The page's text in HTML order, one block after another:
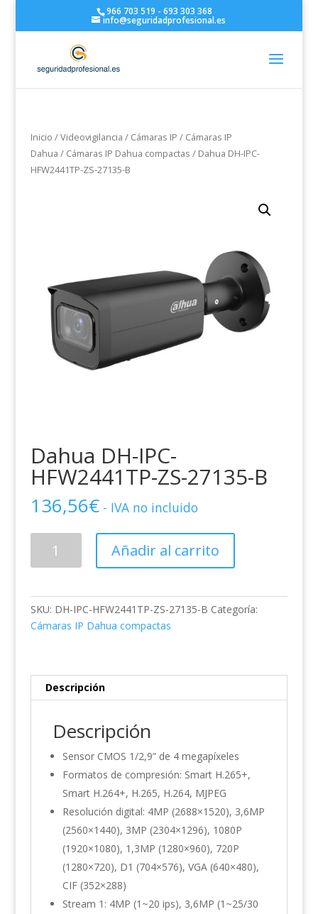
966 703 519 - 693 303 368
info@seguridadprofesional.es
Inicio /Videovigilancia / Cámaras IP / Cámaras IP
Dahua / Cámaras IP Dahua compactas / Dahua DH-IPC-
HFW2441TP-ZS-27135-B
Dahua DH-IPC-
HFW2441TP-ZS-27135-B
136,56€ - IVA no incluido
ZS-
27135-
Añadir al carrito
SKU: DH-IPC-HFW2441TP-ZS-27135-B Categoría:
Cámaras IP Dahua compactas
Descripción
Descripción
Sensor CMOS 1/2,9” de 4 megapíxeles
Formatos de compresión: Smart H.265+,
Smart H.264+, H.265, H.264, MJPEG
Resolución digital: 4MP (2688×1520), 3,6MP
(2560×1440), 3MP (2304×1296), 1080P
(1920×1080), 1,3MP (1280×960), 720P
(1280×720), D1 (704×576), VGA (640×480),
CIF (352×288)
Stream 1: 4MP (1~20 ips), 3,6MP (1~25/30